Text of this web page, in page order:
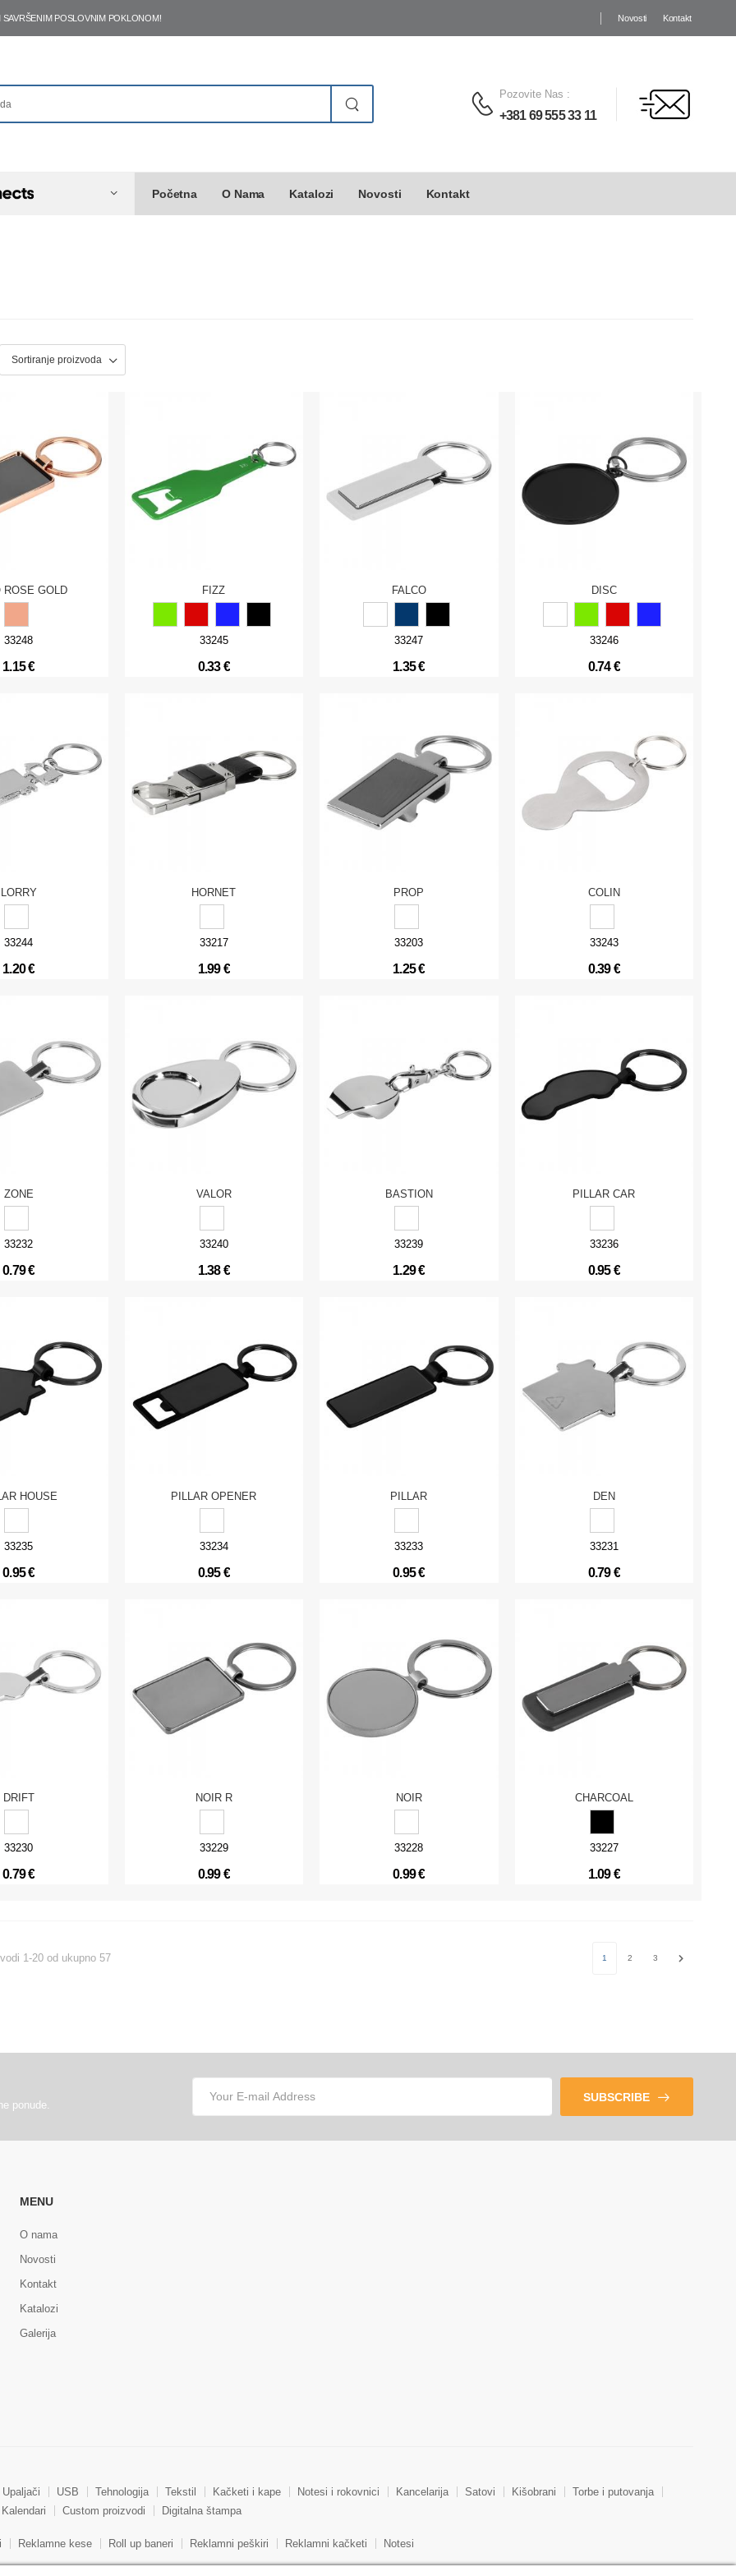
POSLOVNIM POKLONOM! Novosti Kontakt
Pozovite Nas :
+381 69 555 33 11
Početna O Nama Katalozi Novosti Kontakt
ROSE GOLD
33248
1.15 €
FIZZ
33245
0.33 €
FALCO
33247
1.35 €
DISC
33246
0.74 €
LORRY
33244
1.20 €
HORNET
33217
1.99 €
PROP
33203
1.25 €
COLIN
33243
0.39 €
ZONE
33232
0.79 €
VALOR
33240
1.38 €
BASTION
33239
1.29 €
PILLAR CAR
33236
0.95 €
HOUSE
33235
0.95 €
PILLAR OPENER
33234
0.95 €
PILLAR
33233
0.95 €
DEN
33231
0.79 €
DRIFT
33230
0.79 €
NOIR R
33229
0.99 €
NOIR
33228
0.99 €
CHARCOAL
33227
1.09 €
1-20 od ukupno 57 1 2 3 Next
ponude.
SUBSCRIBE
MENU
O nama
Novosti
Kontakt
Katalozi
Galerija
Upaljači USB Tehnologija Tekstil Kačketi i kape Notesi i rokovnici Kancelarija Satovi Kišobrani
Torbe i putovanja
Kalendari
Custom proizvodi Digitalna štampa
Reklamne kese Roll up baneri Reklamni peškiri Reklamni kačketi Notesi